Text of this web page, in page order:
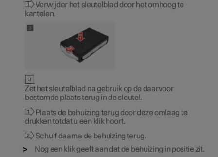
Verwijder het sleutelblad door het omhoog te
kantelen.
Zet het sleutelblad na gebruik op de daarvoor
bestemde plaats terug in de sleutel.
Plaats de behuizing terug door deze omlaag te
drukken totdat u een klik hoort.
Schuif daarna de behuizing terug.
Nog een klik geeft aan dat de behuizing in positie zit.